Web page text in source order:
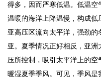
得多，因而严寒低温。低温空
温暖的海洋上降温慢，构成低
亚高压区流向太平洋，强劲
亚。夏季情况正好相反，亚
压所控制，吸引太平洋上的
暖湿夏季季风。可见，季风是